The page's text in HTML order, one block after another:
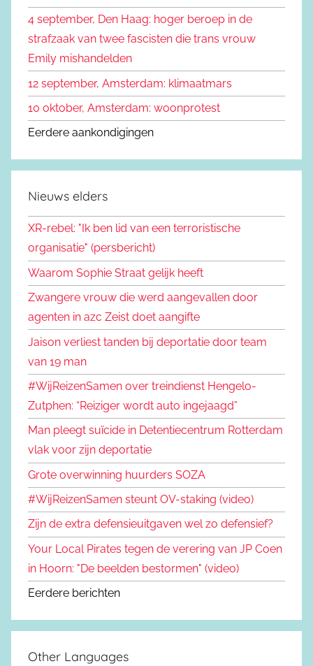
r
:
4 september, Den Haag: hoger beroep in de
strafzaak van twee fascisten die trans vrouw
Emily mishandelden
12 september, Amsterdam: klimaatmars
10 oktober, Amsterdam: woonprotest
Eerdere aankondigingen
Nieuws elders
XR-rebel: "Ik ben lid van een terroristische
organisatie" (persbericht)
Waarom Sophie Straat gelijk heeft
Zwangere vrouw die werd aangevallen door
agenten in azc Zeist doet aangifte
Jaison verliest tanden bij deportatie door team
van 19 man
#WijReizenSamen over treindienst Hengelo-
Zutphen: “Reiziger wordt auto ingejaagd”
Man pleegt suïcide in Detentiecentrum Rotterdam
vlak voor zijn deportatie
Grote overwinning huurders SOZA
#WijReizenSamen steunt OV-staking (video)
Zijn de extra defensieuitgaven wel zo defensief?
Your Local Pirates tegen de verering van JP Coen
in Hoorn: "De beelden bestormen" (video)
Eerdere berichten
Other Languages